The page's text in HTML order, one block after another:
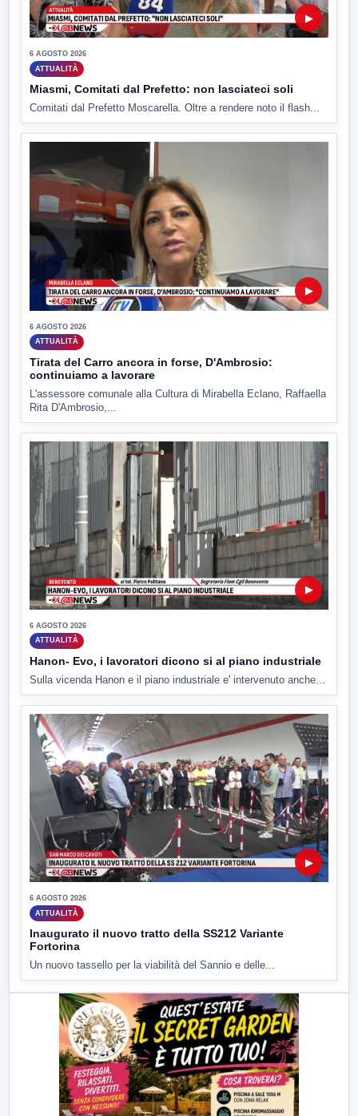
▶
6 AGOSTO 2026
ATTUALITÀ
Miasmi, Comitati dal Prefetto: non lasciateci soli
Comitati dal Prefetto Moscarella. Oltre a rendere noto il flash...
▶
6 AGOSTO 2026
ATTUALITÀ
Tirata del Carro ancora in forse, D'Ambrosio:
continuiamo a lavorare
L'assessore comunale alla Cultura di Mirabella Eclano, Raffaella
Rita D'Ambrosio,...
▶
6 AGOSTO 2026
ATTUALITÀ
Hanon- Evo, i lavoratori dicono si al piano industriale
Sulla vicenda Hanon e il piano industriale e' intervenuto anche...
▶
6 AGOSTO 2026
ATTUALITÀ
Inaugurato il nuovo tratto della SS212 Variante
Fortorina
Un nuovo tassello per la viabilità del Sannio e delle...